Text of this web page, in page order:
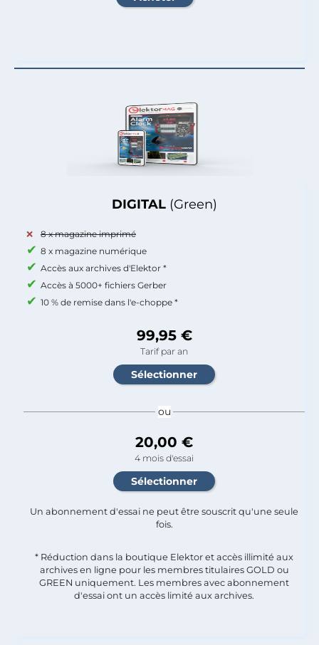
DIGITAL (Green)
8 x magazine imprimé
8 x magazine numérique
Accès aux archives d'Elektor *
Accès à 5000+ fichiers Gerber
10 % de remise dans l'e-choppe *
99,95 €
Tarif par an
ou
20,00 €
4 mois d'essai
Un abonnement d'essai ne peut être souscrit qu'une seule
fois.​
* Réduction dans la boutique Elektor et accès illimité aux
archives en ligne pour les membres titulaires GOLD ou
GREEN uniquement. Les membres avec abonnement
d'essai ont un accès limité aux archives.